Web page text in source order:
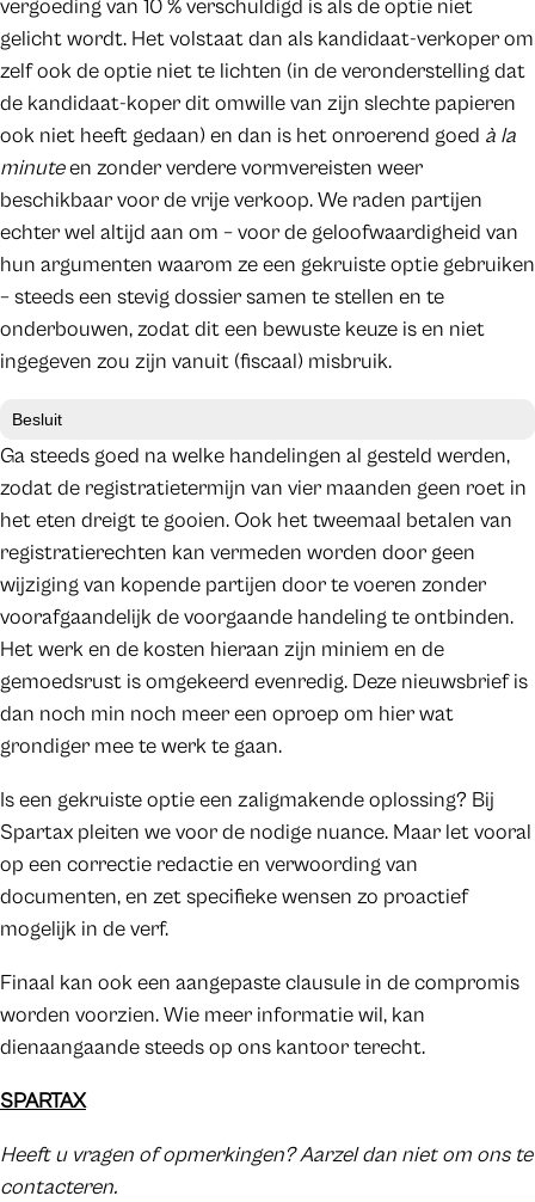
vergoeding van 10 % verschuldigd is als de optie niet
gelicht wordt. Het volstaat dan als kandidaat-verkoper om
zelf ook de optie niet te lichten (in de veronderstelling dat
de kandidaat-koper dit omwille van zijn slechte papieren
ook niet heeft gedaan) en dan is het onroerend goed à la
minuteen zonder verdere vormvereisten weer
beschikbaar voor de vrije verkoop. We raden partijen
echter wel altijd aan om – voor de geloofwaardigheid van
hun argumenten waarom ze een gekruiste optie gebruiken
– steeds een stevig dossier samen te stellen en te
onderbouwen, zodat dit een bewuste keuze is en niet
ingegeven zou zijn vanuit (fiscaal) misbruik.
Besluit
Ga steeds goed na welke handelingen al gesteld werden,
zodat de registratietermijn van vier maanden geen roet in
het eten dreigt te gooien. Ook het tweemaal betalen van
registratierechten kan vermeden worden door geen
wijziging van kopende partijen door te voeren zonder
voorafgaandelijk de voorgaande handeling te ontbinden.
Het werk en de kosten hieraan zijn miniem en de
gemoedsrust is omgekeerd evenredig. Deze nieuwsbrief is
dan noch min noch meer een oproep om hier wat
grondiger mee te werk te gaan.
Is een gekruiste optie een zaligmakende oplossing? Bij
Spartax pleiten we voor de nodige nuance. Maar let vooral
op een correctie redactie en verwoording van
documenten, en zet specifieke wensen zo proactief
mogelijk in de verf.
Finaal kan ook een aangepaste clausule in de compromis
worden voorzien. Wie meer informatie wil, kan
dienaangaande steeds op ons kantoor terecht.
SPARTAX
Heeft u vragen of opmerkingen? Aarzel dan niet om ons te
contacteren.